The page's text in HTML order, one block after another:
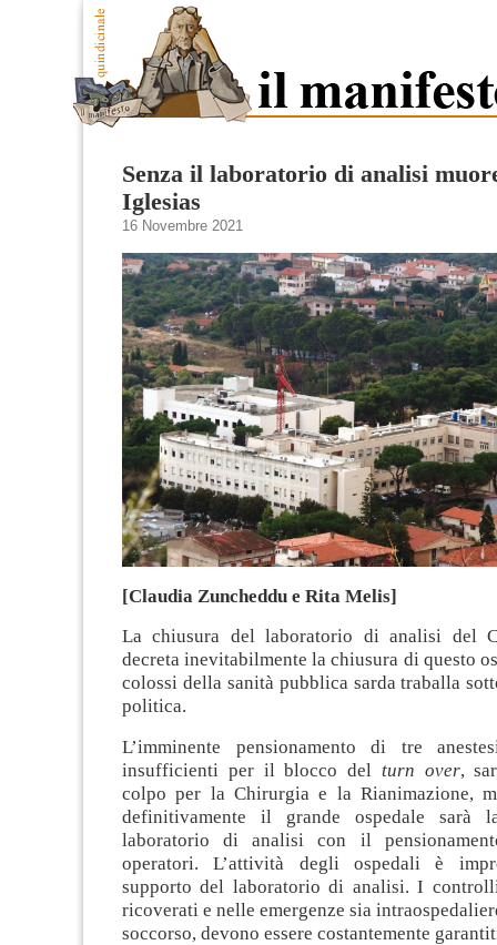
Senza il laboratorio di analisi
Iglesias
16 Novembre 2021
[Claudia Zuncheddu e Rita Melis]
La chiusura del laboratorio di analisi del
decreta inevitabilmente la chiusura di questo
colossi della sanità pubblica sarda traballa
politica.
L’imminente pensionamento di tre
insufficienti per il blocco del turn over,
colpo per la Chirurgia e la Rianimazione,
definitivamente il grande ospedale sarà
laboratorio di analisi con il
operatori. L’attività degli ospedali è
supporto del laboratorio di analisi. I
ricoverati e nelle emergenze sia
soccorso, devono essere costantemente